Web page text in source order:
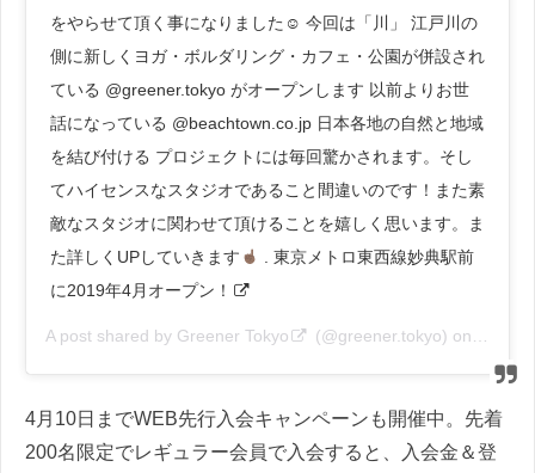
をやらせて頂く事になりました☺︎ 今回は「川」 江戸川の
側に新しくヨガ・ボルダリング・カフェ・公園が併設され
ている @greener.tokyo がオープンします 以前よりお世
話になっている @beachtown.co.jp 日本各地の自然と地域
を結び付ける プロジェクトには毎回驚かされます。そし
てハイセンスなスタジオであること間違いのです！また素
敵なスタジオに関わせて頂けることを嬉しく思います。ま
た詳しくUPしていきます
. 東京メトロ東西線妙典駅前
に2019年4月オープン！
A post shared by Greener Tokyo (@greener.tokyo) on
4月10日までWEB先行入会キャンペーンも開催中。先着
200名限定でレギュラー会員で入会すると、入会金＆登